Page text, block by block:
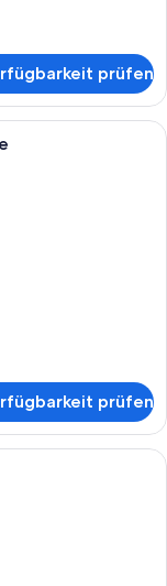
prüfen
Hotelzimmer mit zwei
prüfen
Schwimmbecken, im